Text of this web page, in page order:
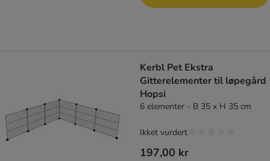
Kerbl Pet Ekstra
Gitterelementer til løpegård
Hopsi
6 elementer - B 35 x H 35 cm
197,00 kr
Ikket vurdert